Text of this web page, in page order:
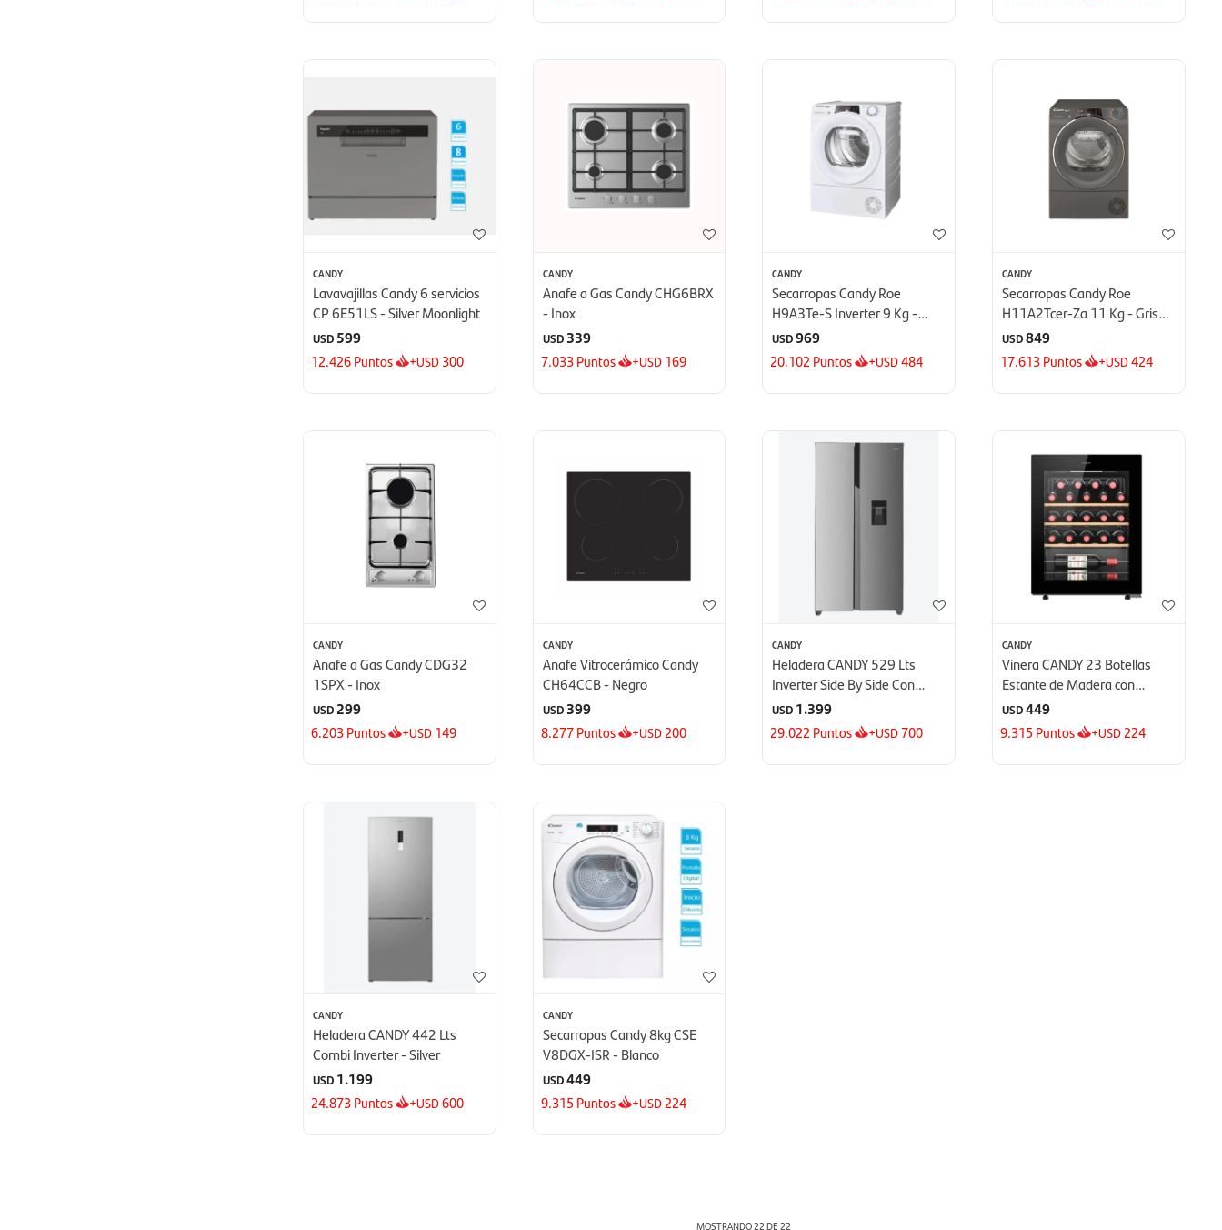
CANDY
Lavavajillas Candy 6 servicios
CP 6E51LS - Silver Moonlight
USD 599
12.426Puntos +USD 300
CANDY
Anafe a Gas Candy CHG6BRX
- Inox
USD 339
7.033Puntos +USD 169
CANDY
Secarropas Candy Roe
H9A3Te-S Inverter 9 Kg -
Blanco
USD969
20.102 Puntos +USD484
CANDY
Secarropas Candy Roe
H11A2Tcer-Za 11 Kg - Gris
Oscuro
USD849
17.613Puntos +USD424
CANDY
Anafe a Gas Candy CDG32
1SPX - Inox
USD 299
6.203Puntos +USD 149
CANDY
Anafe Vitrocerámico Candy
CH64CCB - Negro
USD 399
8.277Puntos +USD 200
CANDY
Heladera CANDY 529 Lts
Inverter Side By Side Con
Dispensador - Inox
USD 1.399
29.022 Puntos +USD700
CANDY
Vinera CANDY 23 Botellas
Estante de Madera con
Control a Distancia - Negro
USD449
9.315 Puntos +USD 224
CANDY
Heladera CANDY 442 Lts
Combi Inverter - Silver
USD 1.199
24.873Puntos +USD600
CANDY
Secarropas Candy 8kg CSE
V8DGX-ISR - Blanco
USD449
9.315 Puntos +USD224
MOSTRANDO22DE22